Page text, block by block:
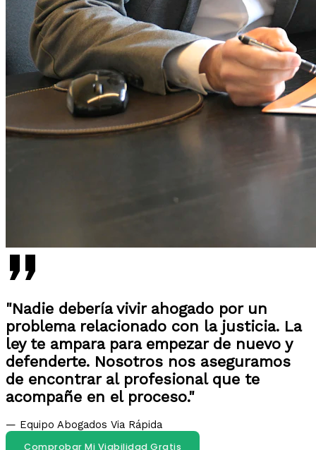
"Nadie debería vivir ahogado por un
problema relacionado con la justicia. La
ley te ampara para empezar de nuevo y
defenderte. Nosotros nos aseguramos
de encontrar al profesional que te
acompañe en el proceso."
— Equipo Abogados Via Rápida
Comprobar Mi Viabilidad Gratis